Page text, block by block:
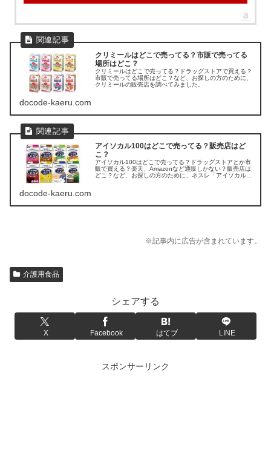
クリミールはどこで売ってる？市販で売ってる
場所はどこ？
クリミールはどこで売ってる？ドラッグストアで買える？
市販で売ってる場所はどこ？など、お探しの方のために、
クリミールの販売店を調べてみました。
docode-kaeru.com
アイソカル100はどこで売ってる？販売店はど
こ？
アイソカル100はどこで売ってる？ドラッグストアとか市
販で買える？楽天、Amazonなど通販しかない？販売店は
どこ？など、お探しの方のために、ネスレ「アイソカル
docode-kaeru.com
※記事内に広告が含まれています。
介護用食品
シェアする
X Facebook はてブ LINE
スポンサーリンク